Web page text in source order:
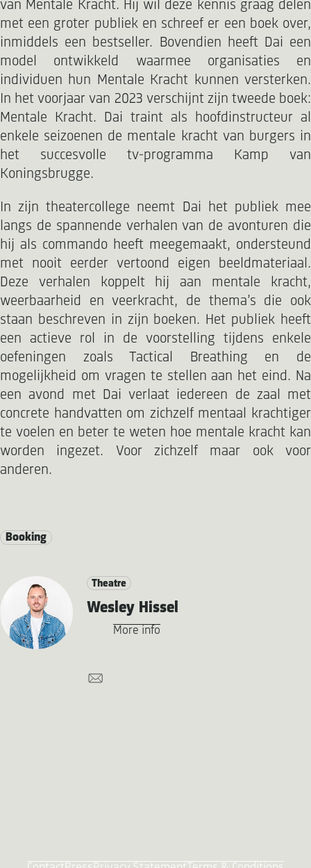
van Mentale Kracht. Hij wil deze kennis graag delen
met een groter publiek en schreef er een boek over,
inmiddels een bestseller. Bovendien heeft Dai een
model ontwikkeld waarmee organisaties en
individuen hun Mentale Kracht kunnen versterken.
In het voorjaar van 2023 verschijnt zijn tweede boek:
Mentale Kracht. Dai traint als hoofdinstructeur al
enkele seizoenen de mentale kracht van burgers in
het succesvolle tv-programma Kamp van
Koningsbrugge.
In zijn theatercollege neemt Dai het publiek mee
langs de spannende verhalen van de avonturen die
hij als commando heeft meegemaakt, ondersteund
met nooit eerder vertoond eigen beeldmateriaal.
Deze verhalen koppelt hij aan mentale kracht,
weerbaarheid en veerkracht, de thema’s die ook
staan beschreven in zijn boeken. Het publiek heeft
een actieve rol in de voorstelling tijdens enkele
oefeningen zoals Tactical Breathing en de
mogelijkheid om vragen te stellen aan het eind. Na
een avond met Dai verlaat iedereen de zaal met
concrete handvatten om zichzelf mentaal krachtiger
te voelen en beter te weten hoe mentale kracht kan
worden ingezet. Voor zichzelf maar ook voor
anderen.
Booking
Theatre
Wesley Hissel
More info